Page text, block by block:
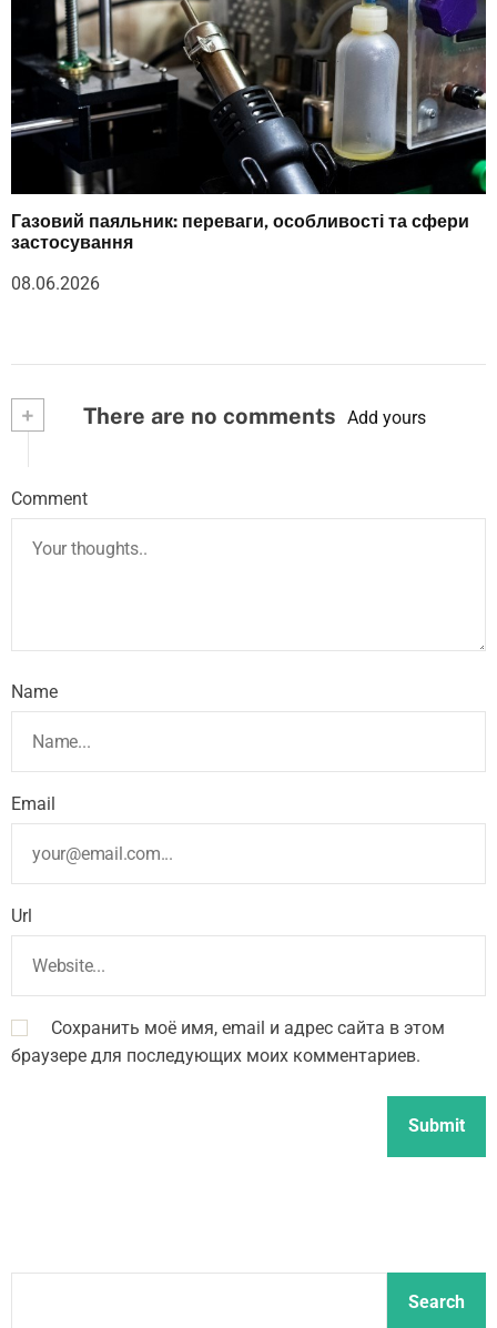
Газовий паяльник: переваги, особливості та сфери
застосування
08.06.2026
+ There are no comments Add yours
Comment
Name
Email
Url
Сохранить моё имя, email и адрес сайта в этом
браузере для последующих моих комментариев.
Search